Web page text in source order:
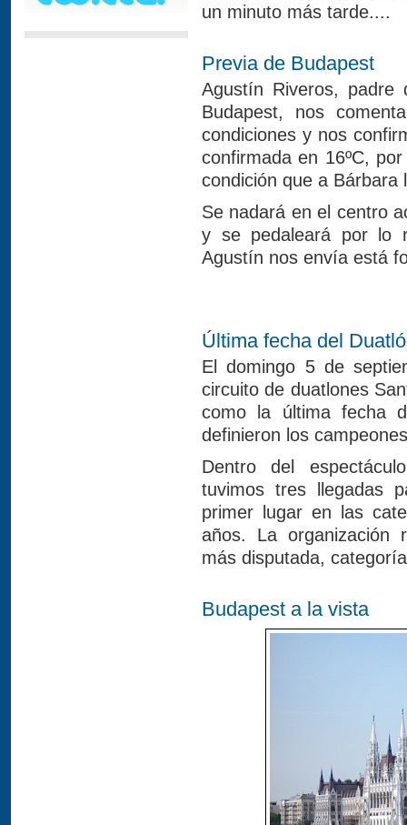
un minuto más tarde....
Previa de Budapest
Agustín Riveros, padre
Budapest, nos
condiciones y nos
confirmada en 16ºC,
condición que a Bárbara
Se nadará en el centro
y se pedaleará por lo
Agustín nos envía está
Última fecha del
El domingo 5 de
circuito de duatlones
como la última fecha
definieron los
Dentro del
tuvimos tres llegadas
primer lugar en las
años. La organización
más disputada,
Budapest a la vista